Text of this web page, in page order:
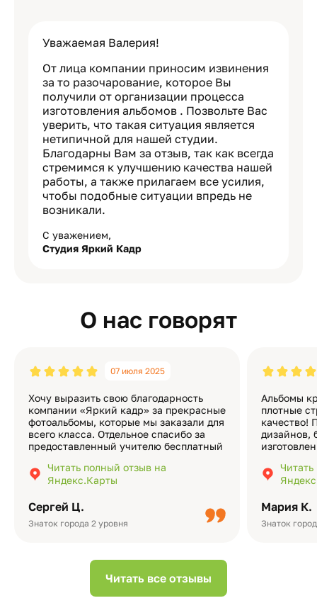
Уважаемая Валерия!
От лица компании приносим извинения
за то разочарование, которое Вы
получили от организации процесса
изготовления альбомов . Позвольте Вас
уверить, что такая ситуация является
нетипичной для нашей студии.
Благодарны Вам за отзыв, так как всегда
стремимся к улучшению качества нашей
работы, а также прилагаем все усилия,
чтобы подобные ситуации впредь не
возникали.
С уважением,
Студия Яркий Кадр
О нас говорят
Сергей Ц.
Знаток города 2 уровня
07 июля 2025
Хочу выразить свою благодарность
компании «Яркий кадр» за прекрасные
фотоальбомы, которые мы заказали для
всего класса. Отдельное спасибо за
предоставленный учителю бесплатный
подчёркивает значимость события.
Качество альбомов на высшем уровне:
Читать полный отзыв на
Яндекс.Карты
Мария К.
Знаток
Альбомы
плотные
качество!
дизайнов,
добавить
видео с
Читать все отзывы